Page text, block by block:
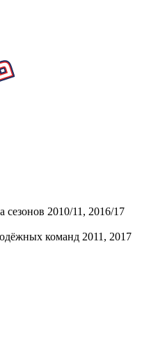
сезонов 2010/11, 2016/17
команд 2011, 2017